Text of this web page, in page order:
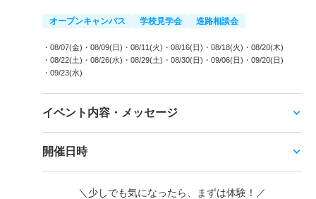
オープンキャンパス 学校見学会 進路相談会
・08/07(金) ・08/09(日) ・08/11(火) ・08/16(日) ・08/18(火) ・08/20(木)
・08/22(土) ・08/26(水) ・08/29(土) ・08/30(日) ・09/06(日) ・09/20(日)
・09/23(水)
イベント内容・メッセージ
開催日時
＼少しでも気になったら、まずは体験！／